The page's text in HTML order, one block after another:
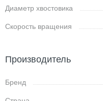
Диаметр хвостовика
Скорость вращения
Производитель
Бренд